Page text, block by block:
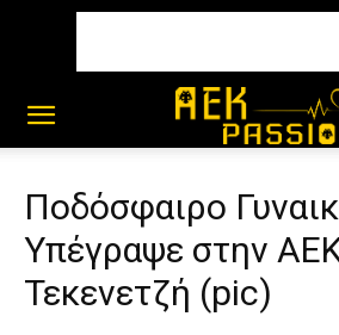
Ποδόσφαιρο
Υπέγραψε στην
Τεκενετζή (pic)